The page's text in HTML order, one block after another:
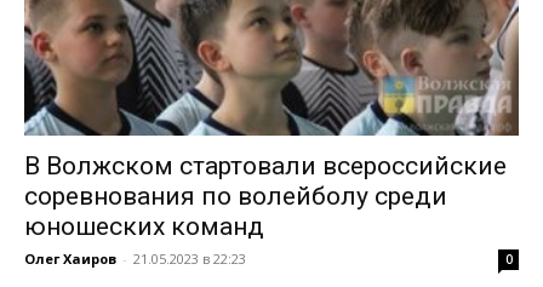
В Волжском стартовали всероссийские
соревнования по волейболу среди
юношеских команд
Олег Хаиров - 21.05.2023 в 22:23 0